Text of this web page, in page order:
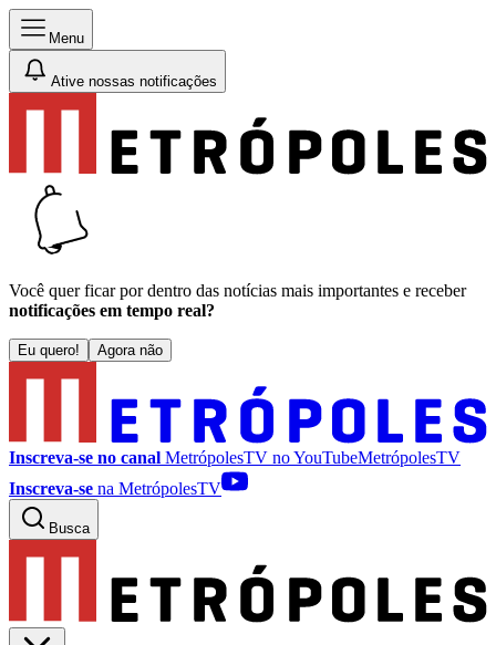
Menu
Ative nossas notificações
Você quer ficar por dentro das notícias mais importantes e receber
notificações em tempo real?
Eu quero! Agora não
Inscreva-se no canal MetrópolesTV noYouTubeMetrópolesTV
Inscreva-se na MetrópolesTV
Busca